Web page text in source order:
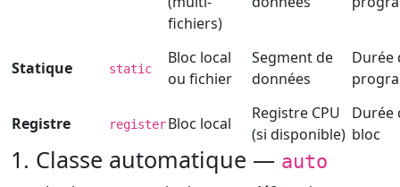
fichiers)
Statique static
Bloc local
ou fichier
Segment de
données
Durée
Registre registerBloc local
Registre CPU
(si disponible)
Durée
bloc
1. Classe automatique — auto